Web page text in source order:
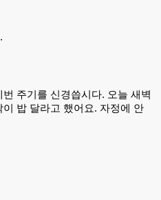
번 주기를 신경씁시다. 오늘 새벽
이 밥 달라고 했어요. 자정에 안